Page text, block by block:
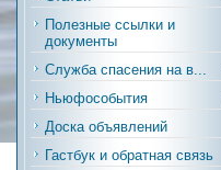
Полезные ссылки и
документы
Служба спасения на в...
Ньюфособытия
Доска объявлений
Гастбук и обратная связь